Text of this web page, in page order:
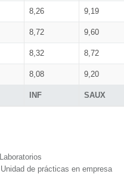
INF SAUX
8,26 9,19
8,72 9,60
8,32 8,72
8,08 9,20
Laboratorios
Unidad de prácticas en empresa